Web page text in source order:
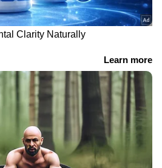
നിന്നെത്തുന്ന
കേരളത്തിൽ നിന്ന്
മാലിന്യങ്ങൾ
പൊള്ളാച്ചി,
ആറ്
ചെക്ക് പോസ്റ്റുകളിൽ
അദ്ദേഹം
സഞ്ചാരം
പ്ലാസകളിൽ ആധുനിക